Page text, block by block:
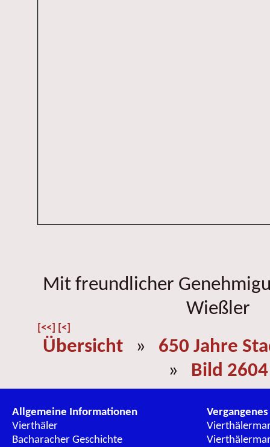
Mit freundlicher
Wießler
[<<] [<]
Übersicht » 650 Jahre
» Bild 2604
Allgemeine Informationen
Vierthäler
Bacharacher Geschichte
Vergangenes